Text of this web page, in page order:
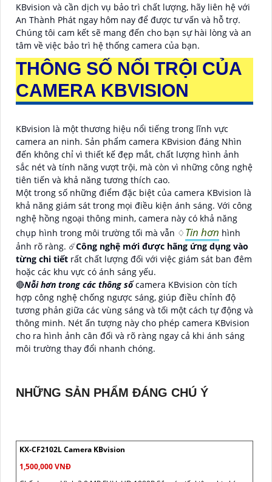
KBvision và cần dịch vụ bảo trì chất lượng, hãy liên hệ với
An Thành Phát ngay hôm nay để được tư vấn và hỗ trợ.
Chúng tôi cam kết sẽ mang đến cho bạn sự hài lòng và an
tâm về việc bảo trì hệ thống camera của bạn.
THÔNG SỐ NỔI TRỘI CỦA
CAMERA KBVISION
KBvision là một thương hiệu nổi tiếng trong lĩnh vực
camera an ninh. Sản phẩm camera KBvision đáng Nhìn
đến không chỉ vì thiết kế đẹp mắt, chất lượng hình ảnh
sắc nét và tính năng vượt trội, mà còn vì những công nghệ
tiên tiến và khả năng tương thích cao.
Một trong số những điểm đặc biệt của camera KBvision là
khả năng giám sát trong mọi điều kiện ánh sáng. Với công
nghệ hồng ngoại thông minh, camera này có khả năng
chụp hình trong môi trường tối mà vẫn ♢ Tin hơn hình
ảnh rõ ràng. ☄️Công nghệ mới được hãng ứng dụng vào
từng chi tiết rất chất lượng đối với việc giám sát ban đêm
hoặc các khu vực có ánh sáng yếu.
🔴Nỗi hơn trong các thông sốcamera KBvision còn tích
hợp công nghệ chống ngược sáng, giúp điều chỉnh độ
tương phản giữa các vùng sáng và tối một cách tự động và
thông minh. Nét ấn tượng này cho phép camera KBvision
cho ra hình ảnh cân đối và rõ ràng ngay cả khi ánh sáng
môi trường thay đổi nhanh chóng.
NHỮNG SẢN PHẨM ĐÁNG CHÚ Ý
KX-CF2102L Camera KBvision
1,500,000 VNĐ